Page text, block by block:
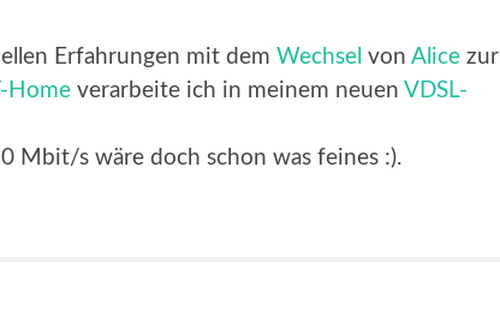
Erfahrungen mit dem Wechsel von Alice zur
T-Home verarbeite ich in meinem neuen VDSL-
Mbit/s wäre doch schon was feines :).